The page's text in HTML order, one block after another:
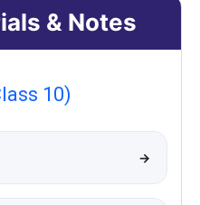
& Notes
10)
→